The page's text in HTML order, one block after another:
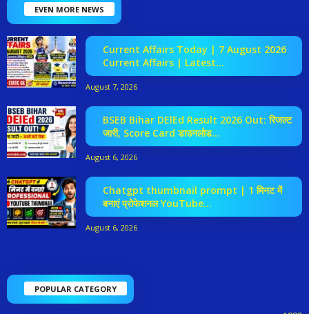
EVEN MORE NEWS
Current Affairs Today | 7 August 2026
Current Affairs | Latest...
August 7, 2026
BSEB Bihar DElEd Result 2026 Out: रिजल्ट
जारी, Score Card डाउनलोड...
August 6, 2026
Chatgpt thumbnail prompt | 1 मिनट में
बनाएं प्रोफेशनल YouTube...
August 6, 2026
POPULAR CATEGORY